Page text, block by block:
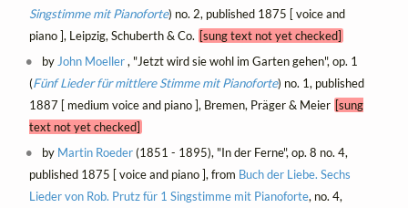
Singstimme mit Pianoforte) no. 2, published 1875 [ voice and
piano ], Leipzig, Schuberth & Co. [sung text not yet checked]
by John Moeller, "Jetzt wird sie wohl im Garten gehen", op. 1
(Fünf Lieder für mittlere Stimme mit Pianoforte) no. 1, published
1887 [ medium voice and piano ], Bremen, Präger & Meier [sung
text not yet checked]
by Martin Roeder(1851 - 1895), "In der Ferne", op. 8 no. 4,
published 1875 [ voice and piano ], from Buch der Liebe. Sechs
Lieder von Rob. Prutz für 1 Singstimme mit Pianoforte, no. 4,